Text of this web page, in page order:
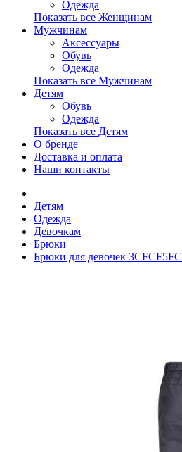
Одежда
Показать все Женщинам
Мужчинам
Аксессуары
Обувь
Одежда
Показать все Мужчинам
Детям
Обувь
Одежда
Показать все Детям
О бренде
Доставка и оплата
Наши контакты
Детям
Одежда
Девочкам
Брюки
Брюки для девочек 3CFCF5FC